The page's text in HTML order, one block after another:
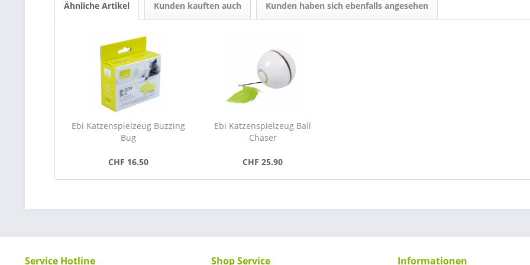
Ähnliche Artikel Kunden kauften auch Kunden haben sich ebenfalls angesehen
Ebi Katzenspielzeug Buzzing
Bug
CHF 16.50
Ebi Katzenspielzeug Ball
Chaser
CHF 25.90
Service Hotline Shop Service Informationen